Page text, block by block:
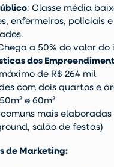
: Classe média
enfermeiros, policiais
a 50% do valor do
dos
de R$ 264 mil
com dois quartos e
e 60m²
mais elaboradas
salão de festas)
de Marketing: